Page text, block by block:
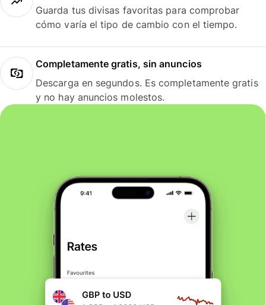
Guarda tus divisas favoritas para comprobar
cómo varía el tipo de cambio con el tiempo.
Completamente gratis, sin anuncios
Descarga en segundos. Es completamente gratis
y no hay anuncios molestos.